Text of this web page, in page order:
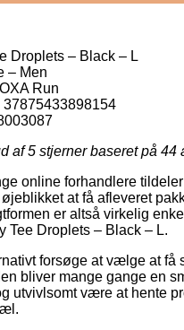
Droplets – Black – L
– Men
Run
37875433898154
af 5 stjerner baseret på 44
online forhandlere
at få afleveret
er altså virkelig
Tee Droplets – Black – L.
forsøge at vælge at
bliver mange gange en
utvivlsomt være at hente